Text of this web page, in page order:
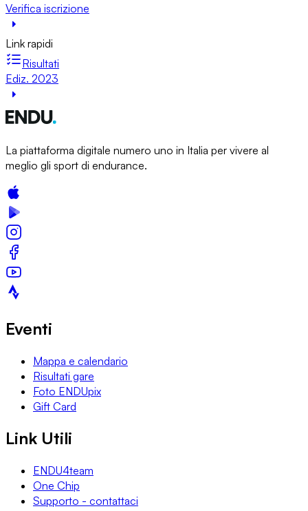
Verifica iscrizione
Link rapidi
Risultati
Ediz. 2023
La piattaforma digitale numero uno in Italia per vivere al
meglio gli sport di endurance.
Eventi
Mappa e calendario
Risultati gare
Foto ENDUpix
Gift Card
Link Utili
ENDU4team
One Chip
Supporto - contattaci